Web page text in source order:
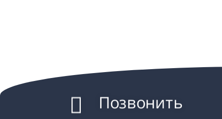
Позвонить